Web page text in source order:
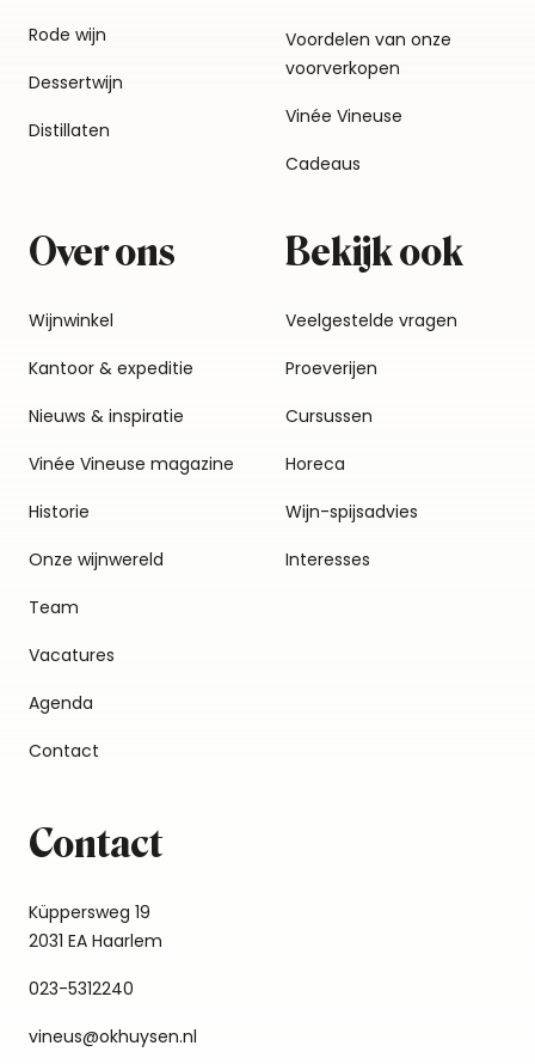
Rode wijn
Dessertwijn
Distillaten
Voordelen van onze
voorverkopen
Vinée Vineuse
Cadeaus
Over ons
Wijnwinkel
Kantoor & expeditie
Nieuws & inspiratie
Vinée Vineuse magazine
Historie
Onze wijnwereld
Team
Vacatures
Agenda
Contact
Bekijk ook
Veelgestelde vragen
Proeverijen
Cursussen
Horeca
Wijn-spijsadvies
Interesses
Contact
Küppersweg 19
2031 EA Haarlem
023-5312240
vineus@okhuysen.nl